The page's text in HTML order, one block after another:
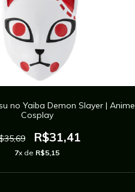
no Yaiba Demon Slayer | Anime
Cosplay
R$31,41
7x de R$5,15